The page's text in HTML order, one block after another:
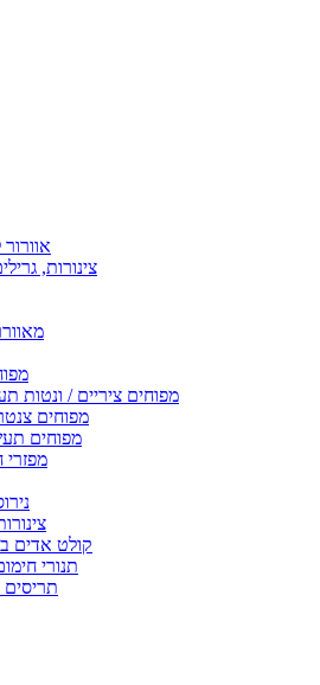
צינורות,
מפוחים ציריים / ונטות
מפוחים
מפוחים
מפזרי
קולט אדים
תנורי
תריסים